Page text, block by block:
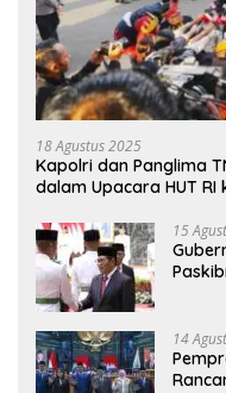
18 Agustus 2025
Kapolri dan Panglima
dalam Upacara HUT RI
15
14